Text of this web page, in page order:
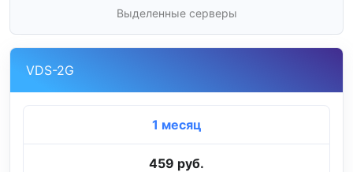
Выделенные серверы
VDS-2G
1 месяц
459 руб.